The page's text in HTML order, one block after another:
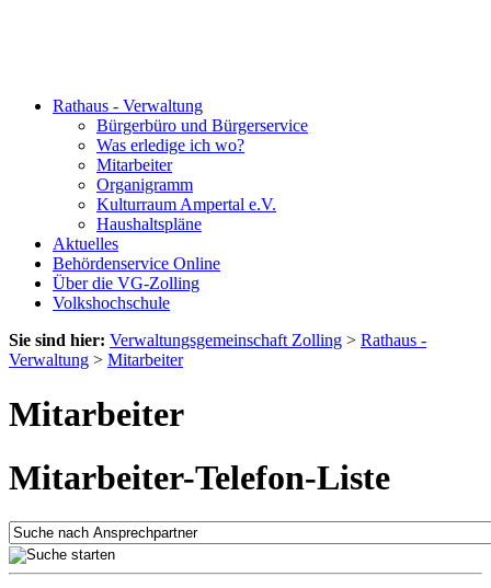
Rathaus - Verwaltung
Bürgerbüro und Bürgerservice
Was erledige ich wo?
Mitarbeiter
Organigramm
Kulturraum Ampertal e.V.
Haushaltspläne
Aktuelles
Behördenservice Online
Über die VG-Zolling
Volkshochschule
Sie sind hier: Verwaltungsgemeinschaft Zolling > Rathaus -
Verwaltung > Mitarbeiter
Mitarbeiter
Mitarbeiter-Telefon-Liste